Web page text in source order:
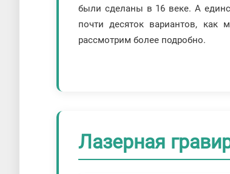
были сделаны в 16 веке. А
почти десяток вариантов, как
рассмотрим более подробно.
Лазерная